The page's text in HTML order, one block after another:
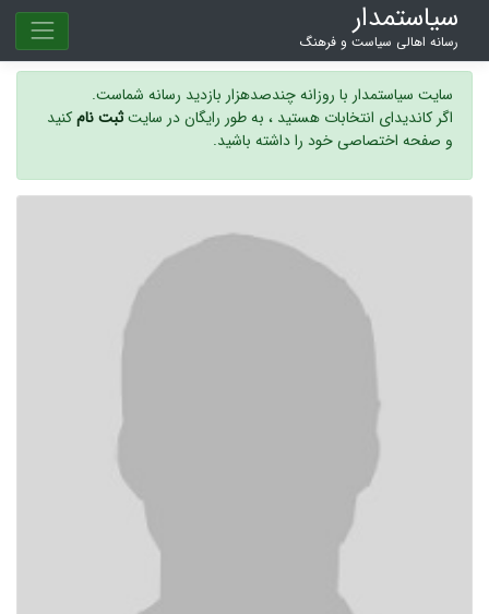
سیاستمدار
رسانه اهالی سیاست و فرهنگ
سایت سیاستمدار با روزانه چندصدهزار بازدید رسانه شماست.
اگر کاندیدای انتخابات هستید ، به طور رایگان در سایتثبت نامکنید
و صفحه اختصاصی خود را داشته باشید.